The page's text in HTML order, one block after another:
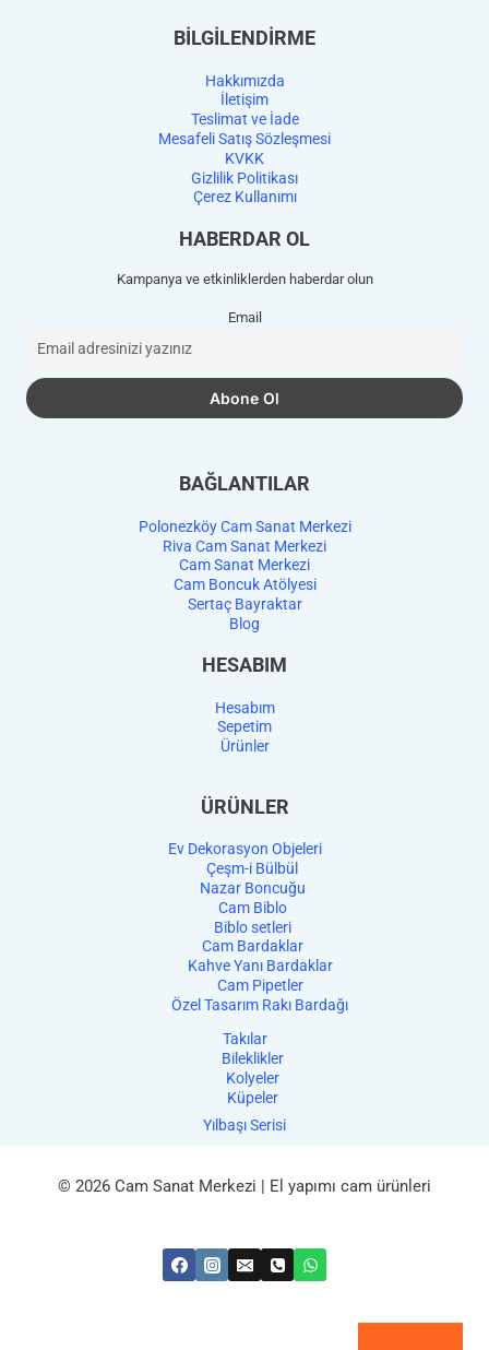
BİLGİLENDİRME
Hakkımızda
İletişim
Teslimat ve İade
Mesafeli Satış Sözleşmesi
KVKK
Gizlilik Politikası
Çerez Kullanımı
HABERDAR OL
Kampanya ve etkinliklerden haberdar olun
Email
BAĞLANTILAR
Polonezköy Cam Sanat Merkezi
Riva Cam Sanat Merkezi
Cam Sanat Merkezi
Cam Boncuk Atölyesi
Sertaç Bayraktar
Blog
HESABIM
Hesabım
Sepetim
Ürünler
ÜRÜNLER
Ev Dekorasyon Objeleri
Çeşm-i Bülbül
Nazar Boncuğu
Cam Biblo
Biblo setleri
Cam Bardaklar
Kahve Yanı Bardaklar
Cam Pipetler
Özel Tasarım Rakı Bardağı
Takılar
Bileklikler
Kolyeler
Küpeler
Yılbaşı Serisi
© 2026 Cam Sanat Merkezi | El yapımı cam ürünleri